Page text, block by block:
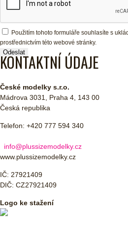
Použitím tohoto formuláře souhlasíte s
prostřednictvím této webové stránky.
KONTAKTNÍ ÚDAJE
České modelky s.r.o.
Mádrova 3031, Praha 4, 143 00
Česká republika
Telefon: +420 777 594 340
info@plussizemodelky.cz
www.plussizemodelky.cz
IČ: 27921409
DIČ: CZ27921409
Logo ke stažení